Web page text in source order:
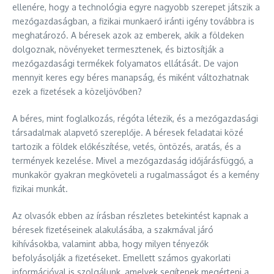
ellenére, hogy a technológia egyre nagyobb szerepet játszik a
mezőgazdaságban, a fizikai munkaerő iránti igény továbbra is
meghatározó. A béresek azok az emberek, akik a földeken
dolgoznak, növényeket termesztenek, és biztosítják a
mezőgazdasági termékek folyamatos ellátását. De vajon
mennyit keres egy béres manapság, és miként változhatnak
ezek a fizetések a közeljövőben?
A béres, mint foglalkozás, régóta létezik, és a mezőgazdasági
társadalmak alapvető szereplője. A béresek feladatai közé
tartozik a földek előkészítése, vetés, öntözés, aratás, és a
termények kezelése. Mivel a mezőgazdaság időjárásfüggő, a
munkakör gyakran megköveteli a rugalmasságot és a kemény
fizikai munkát.
Az olvasók ebben az írásban részletes betekintést kapnak a
béresek fizetéseinek alakulásába, a szakmával járó
kihívásokba, valamint abba, hogy milyen tényezők
befolyásolják a fizetéseket. Emellett számos gyakorlati
információval is szolgálunk, amelyek segítenek megérteni a